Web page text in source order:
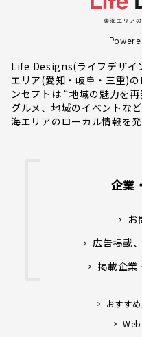
Life Designs(ライフデザイ
エリア(愛知・岐阜・三重)
ンセプトは “地域の魅力を
グルメ、地域のイベントな
海エリアのローカル情報を発
企業
お
広告掲載
掲載企業
おすす